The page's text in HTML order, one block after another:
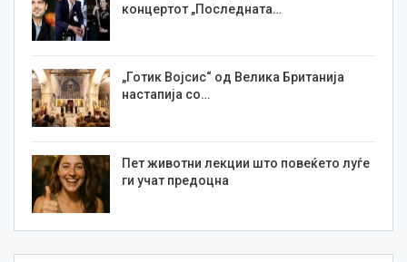
концертот „Последната…
„Готик Војсис“ од Велика Британија
настапија со…
Пет животни лекции што повеќето луѓе
ги учат предоцна